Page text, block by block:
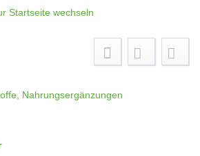
Nahrungsergänzungen